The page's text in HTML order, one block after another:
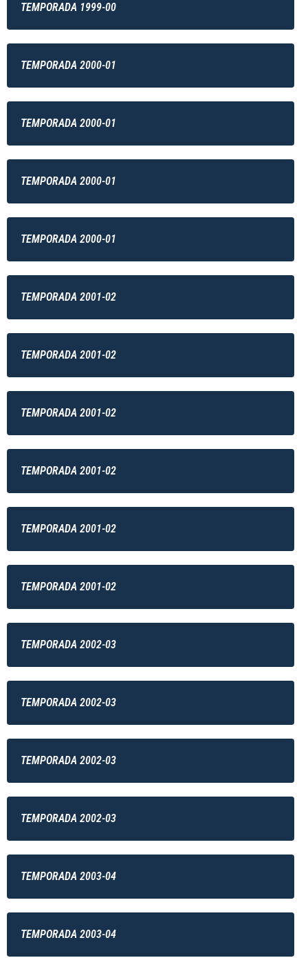
TEMPORADA 1999-00
TEMPORADA 2000-01
TEMPORADA 2000-01
TEMPORADA 2000-01
TEMPORADA 2000-01
TEMPORADA 2001-02
TEMPORADA 2001-02
TEMPORADA 2001-02
TEMPORADA 2001-02
TEMPORADA 2001-02
TEMPORADA 2001-02
TEMPORADA 2002-03
TEMPORADA 2002-03
TEMPORADA 2002-03
TEMPORADA 2002-03
TEMPORADA 2003-04
TEMPORADA 2003-04